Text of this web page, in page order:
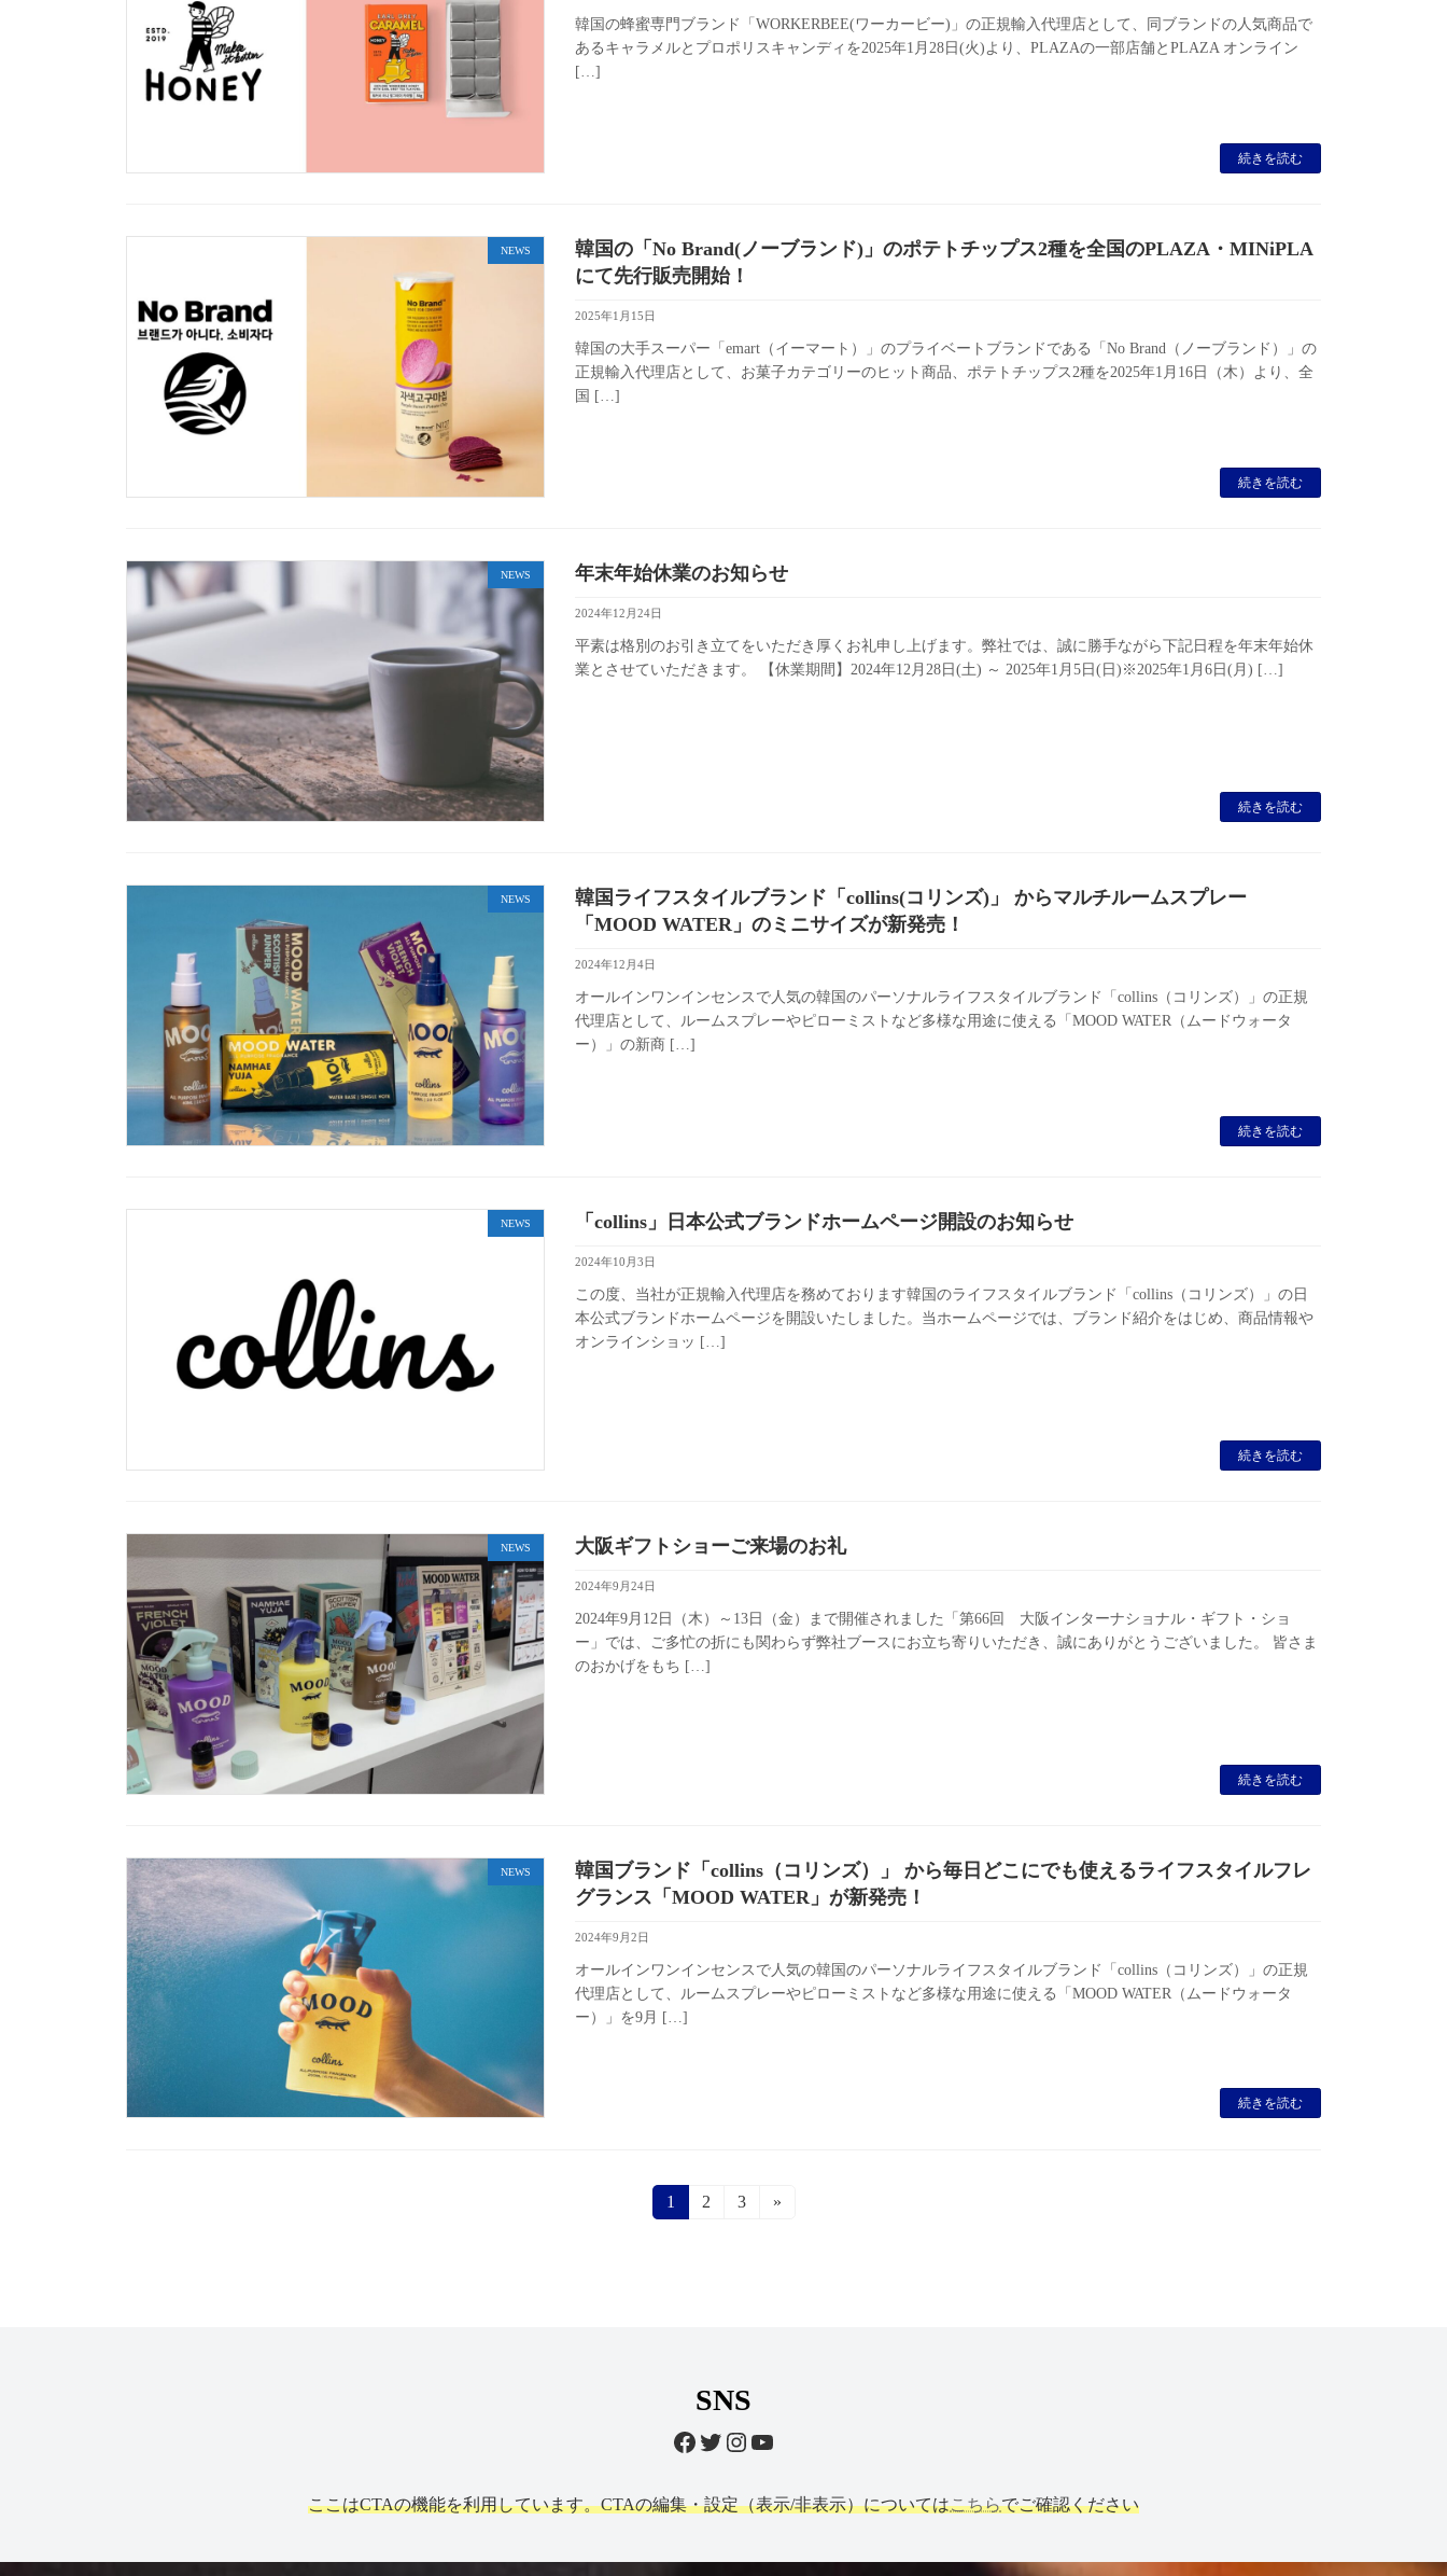
韓国の蜂蜜専門ブランド「WORKERBEE(ワーカービー)」の正規輸入代理店として、同ブランドの人気商品で
あるキャラメルとプロポリスキャンディを2025年1月28日(火)より、PLAZAの一部店舗とPLAZA オンライン
[…]
続きを読む
NEWS
韓国の「No Brand(ノーブランド)」のポテトチップス2種を全国のPLAZA・MINiPLA
にて先行販売開始！
2025年1月15日
韓国の大手スーパー「emart（イーマート）」のプライベートブランドである「No Brand（ノーブランド）」の
正規輸入代理店として、お菓子カテゴリーのヒット商品、ポテトチップス2種を2025年1月16日（木）より、全
国 […]
続きを読む
NEWS 年末年始休業のお知らせ
2024年12月24日
平素は格別のお引き立てをいただき厚くお礼申し上げます。弊社では、誠に勝手ながら下記日程を年末年始休
業とさせていただきます。 【休業期間】2024年12月28日(土) ～ 2025年1月5日(日)※2025年1月6日(月) […]
続きを読む
NEWS
韓国ライフスタイルブランド「collins(コリンズ)」 からマルチルームスプレー
「MOOD WATER」のミニサイズが新発売！
2024年12月4日
オールインワンインセンスで人気の韓国のパーソナルライフスタイルブランド「collins（コリンズ）」の正規
代理店として、ルームスプレーやピローミストなど多様な用途に使える「MOOD WATER（ムードウォータ
ー）」の新商 […]
続きを読む
NEWS 「collins」日本公式ブランドホームページ開設のお知らせ
2024年10月3日
この度、当社が正規輸入代理店を務めております韓国のライフスタイルブランド「collins（コリンズ）」の日
本公式ブランドホームページを開設いたしました。当ホームページでは、ブランド紹介をはじめ、商品情報や
オンラインショッ […]
続きを読む
NEWS 大阪ギフトショーご来場のお礼
2024年9月24日
2024年9月12日（木）～13日（金）まで開催されました「第66回 大阪インターナショナル・ギフト・ショ
ー」では、ご多忙の折にも関わらず弊社ブースにお立ち寄りいただき、誠にありがとうございました。 皆さま
のおかげをもち […]
続きを読む
NEWS
韓国ブランド「collins（コリンズ）」 から毎日どこにでも使えるライフスタイルフレ
グランス「MOOD WATER」が新発売！
2024年9月2日
オールインワンインセンスで人気の韓国のパーソナルライフスタイルブランド「collins（コリンズ）」の正規
代理店として、ルームスプレーやピローミストなど多様な用途に使える「MOOD WATER（ムードウォータ
ー）」を9月 […]
続きを読む
固
定
1
固
2
固
3 »
SNS
Facebook
Twitter
Instagram
YouTube
ここはCTAの機能を利用しています。CTAの編集・設定（表示/非表示）についてはこちらでご確認ください